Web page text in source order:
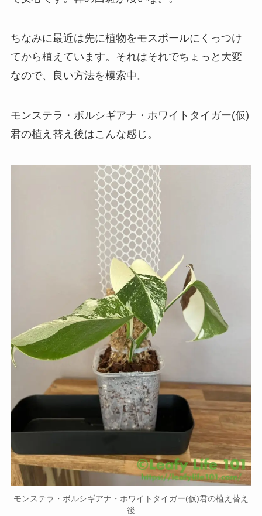
ちなみに最近は先に植物をモスポールにくっつけ
てから植えています。それはそれでちょっと大変
なので、良い方法を模索中。
モンステラ・ボルシギアナ・ホワイトタイガー(仮)
君の植え替え後はこんな感じ。
モンステラ・ボルシギアナ・ホワイトタイガー(仮)君の植え替え
後